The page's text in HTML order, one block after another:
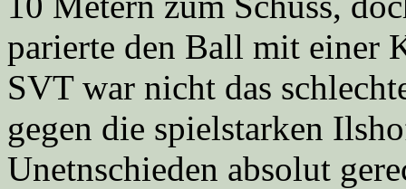
parierte den Ball mit einer
SVT war nicht das
gegen die spielstarken
Unetnschieden absolut